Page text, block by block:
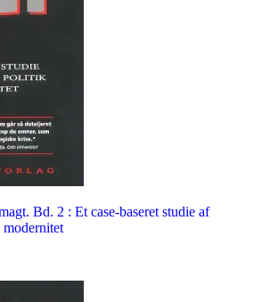
Bd. 2 : Et case-baseret studie af